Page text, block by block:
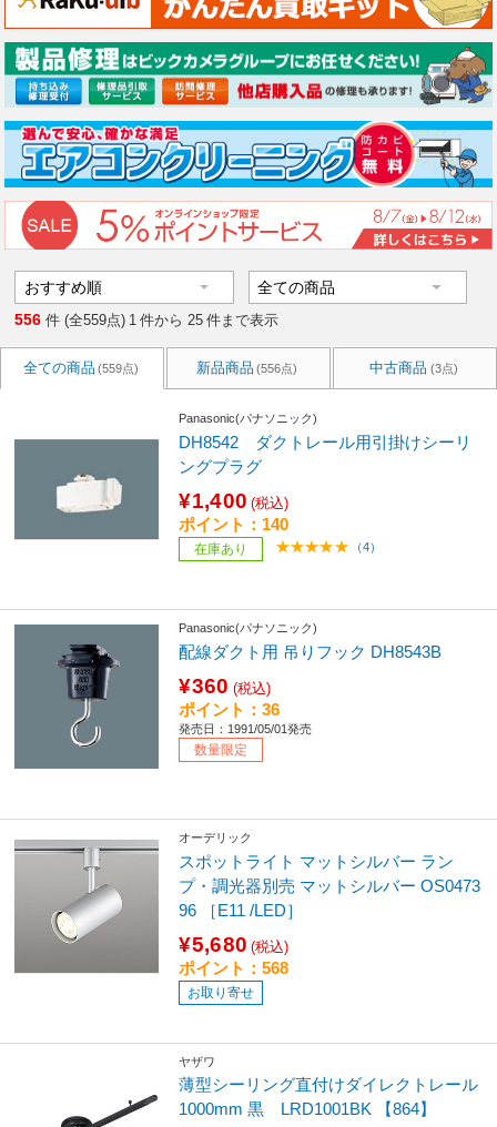
556 件 (全559点) 1 件から 25 件まで表示
全ての商品 (559点) 新品商品 (556点) 中古商品 (3点)
Panasonic(パナソニック)
DH8542 ダクトレール用引掛けシーリ
ングプラグ
¥1,400 (税込)
ポイント：140
在庫あり （4）
Panasonic(パナソニック)
配線ダクト用 吊りフック DH8543B
¥360 (税込)
ポイント：36
発売日：1991/05/01発売
数量限定
オーデリック
スポットライト マットシルバー ラン
プ・調光器別売 マットシルバー OS0473
96 ［E11 /LED］
¥5,680 (税込)
ポイント：568
お取り寄せ
ヤザワ
薄型シーリング直付けダイレクトレール
1000mm 黒 LRD1001BK 【864】